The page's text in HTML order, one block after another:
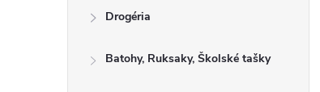
Drogéria
Batohy, Ruksaky, Školské tašky